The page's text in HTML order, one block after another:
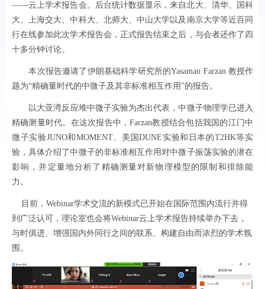
——云上学术报告会。后台统计数据显示，来自北大、清华、国科
大、上海交大、中科大、北师大、中山大学以及南京大学等近百同
行在线参加此次学术报告会，正式报告结束之后，与会者还作了四
十多分钟讨论。
本次报告邀请了伊朗基础科学研究所的Yasaman Farzan 教授作
题为“精确量时代的中微子及其非标准相互作用”的报告。
以大亚湾反应堆中微子实验为杰出代表，中微子物理学已进入
精确测量时代。在这次报告中，Farzan教授结合包括我国的江门中
微子实验JUNO和 MOMENT、美国DUNE 实验和日本的T2HK等实
验，具体介绍了中微子的非标准相互作用对中微子振荡实验的潜在
影响，并定量地分析了精确测量对新物理模型的限制和排除能
力。
目前， Webinar学术交流的新模式已开始在国际范围内流行并得
到广泛认可，理论室也会将Webinar云上学术报告持续举办下去，
与时俱进、增强国内外同行之间的联系、构建自由而浓烈的学术氛
围。